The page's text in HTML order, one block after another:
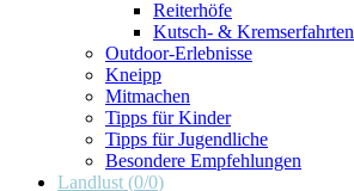
Reiterhöfe
Kutsch- & Kremserfahrten
Outdoor-Erlebnisse
Kneipp
Mitmachen
Tipps für Kinder
Tipps für Jugendliche
Besondere Empfehlungen
Landlust (0/0)